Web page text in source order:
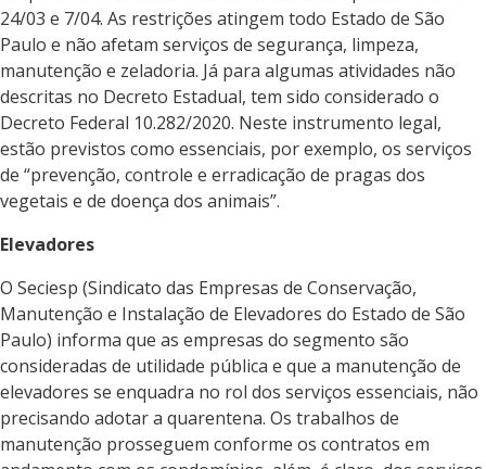
24/03 e 7/04. As restrições atingem todo Estado de São
Paulo e não afetam serviços de segurança, limpeza,
manutenção e zeladoria. Já para algumas atividades não
descritas no Decreto Estadual, tem sido considerado o
Decreto Federal 10.282/2020. Neste instrumento legal,
estão previstos como essenciais, por exemplo, os serviços
de “prevenção, controle e erradicação de pragas dos
vegetais e de doença dos animais”.
Elevadores
O Seciesp (Sindicato das Empresas de Conservação,
Manutenção e Instalação de Elevadores do Estado de São
Paulo) informa que as empresas do segmento são
consideradas de utilidade pública e que a manutenção de
elevadores se enquadra no rol dos serviços essenciais, não
precisando adotar a quarentena. Os trabalhos de
manutenção prosseguem conforme os contratos em